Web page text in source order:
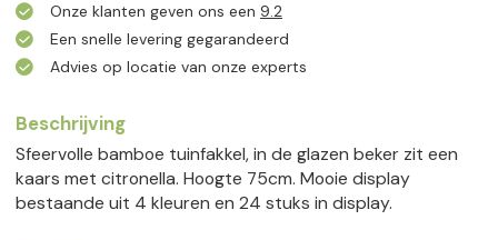
Onze klanten geven ons een 9.2
Een snelle levering gegarandeerd
Advies op locatie van onze experts
Beschrijving
Sfeervolle bamboe tuinfakkel, in de glazen beker zit een
kaars met citronella. Hoogte 75cm. Mooie display
bestaande uit 4 kleuren en 24 stuks in display.